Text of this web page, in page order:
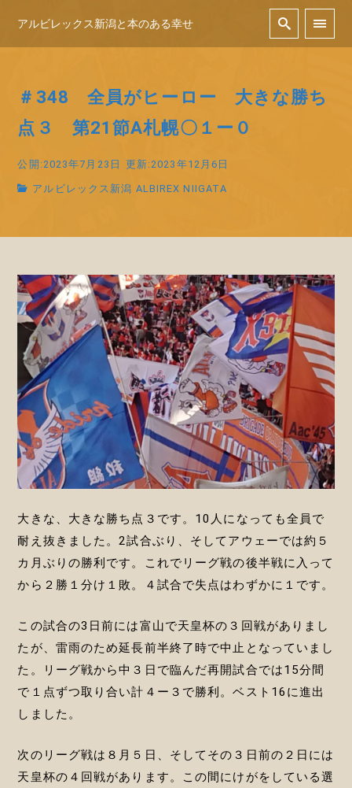
アルビレックス新潟と本のある幸せ
＃348 全員がヒーロー 大きな勝ち
点３ 第21節A札幌〇１ー０
公開:2023年7月23日 更新:2023年12月6日
アルビレックス新潟 ALBIREX NIIGATA
大きな、大きな勝ち点３です。10人になっても全員で
耐え抜きました。2試合ぶり、そしてアウェーでは約５
カ月ぶりの勝利です。これでリーグ戦の後半戦に入って
から２勝１分け１敗。４試合で失点はわずかに１です。
この試合の3日前には富山で天皇杯の３回戦がありまし
たが、雷雨のため延長前半終了時で中止となっていまし
た。リーグ戦から中３日で臨んだ再開試合では15分間
で１点ずつ取り合い計４ー３で勝利。ベスト16に進出
しました。
次のリーグ戦は８月５日、そしてその３日前の２日には
天皇杯の４回戦があります。この間にけがをしている選